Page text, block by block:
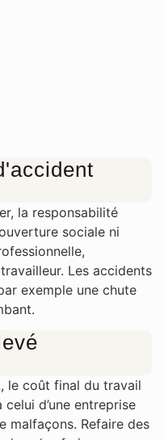
la responsabilité
sociale ni
Les accidents
exemple une chute
le coût final du travail
d’une entreprise
malfaçons. Refaire des